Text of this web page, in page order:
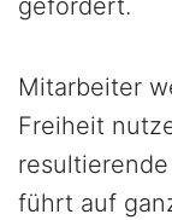
gefördert.
Mitarbeiter
Freiheit
führt auf